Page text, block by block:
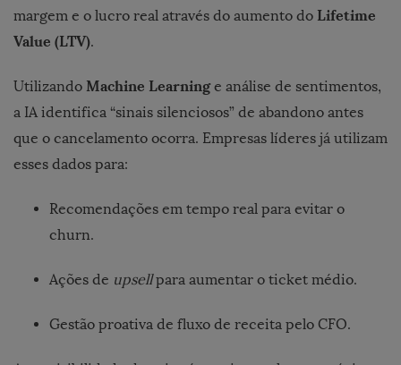
margem e o lucro real através do aumento do Lifetime
Value (LTV).
Utilizando Machine Learning e análise de sentimentos,
a IA identifica “sinais silenciosos” de abandono antes
que o cancelamento ocorra. Empresas líderes já utilizam
esses dados para:
Recomendações em tempo real para evitar o
churn.
Ações de upsellpara aumentar o ticket médio.
Gestão proativa de fluxo de receita pelo CFO.